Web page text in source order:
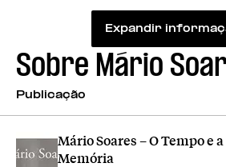
Expandir
Sobre Mário
Publicação
Mário Soares – O Tempo e a
Memória